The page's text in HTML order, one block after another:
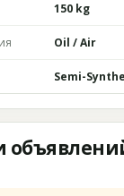
150 kg
Oil / Air
Semi-